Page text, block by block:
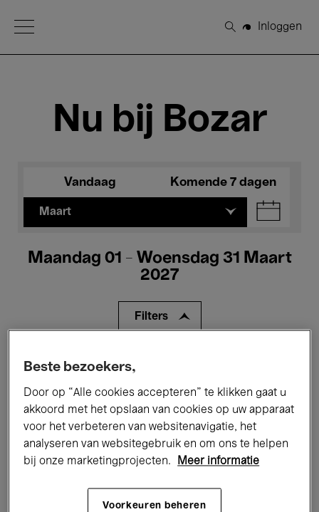
Open Menu
Zoeken
Inloggen
Nu bij Bozar
Vandaag Komende 7 dagen
Maart
Maandag 01 - Woensdag 31 Maart
2027
Filters
Alle evenementen
Tentoonstellingen Films
Performances Lezingen & Debatten
Jazz Klassieke Muziek Global Music
Beste bezoekers,
Door op “Alle cookies accepteren” te klikken gaat u
akkoord met het opslaan van cookies op uw apparaat
voor het verbeteren van websitenavigatie, het
analyseren van websitegebruik en om ons te helpen
bij onze marketingprojecten.
Meer informatie
Voorkeuren beheren